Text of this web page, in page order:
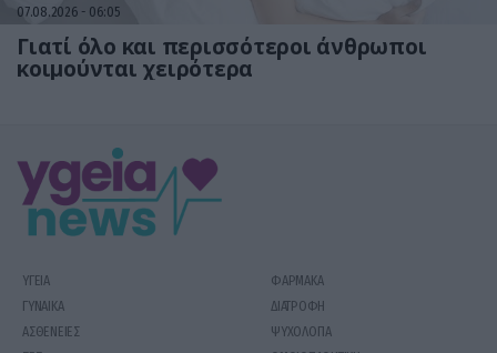
07.08.2026 06:05
Γιατί όλο και περισσότεροι άνθρωποι
κοιμούνται χειρότερα
ΥΓΕΙΑ
ΦΑΡΜΑΚΑ
ΓΥΝΑΙΚΑ
ΔΙΑΤΡΟΦΗ
ΑΣΘΕΝΕΙΕΣ
ΨΥΧΟΛΟΓΙΑ